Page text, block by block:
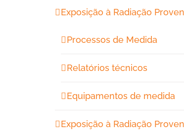
Exposição à Radiação
Processos de Medida
Relatórios técnicos
Equipamentos de medida
Exposição à Radiação